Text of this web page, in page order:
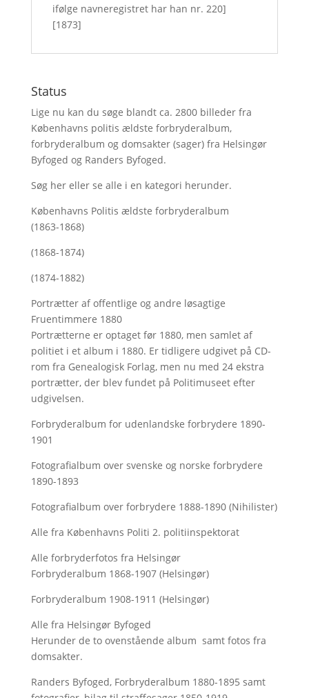
ifølge navneregistret har han nr. 220]
[1873]
Status
Lige nu kan du søge blandt ca. 2800 billeder fra
Københavns politis ældste forbryderalbum,
forbryderalbum og domsakter (sager) fra Helsingør
Byfoged og Randers Byfoged.
Søg hereller se alle i en kategori herunder.
Københavns Politis ældste forbryderalbum
(1863-1868)
(1868-1874)
(1874-1882)
Portrætter af offentlige og andre løsagtige
Fruentimmere 1880
Portrætterne er optaget før 1880, men samlet af
politiet i et album i 1880. Er tidligere udgivet på CD-
rom fra Genealogisk Forlag, men nu med 24 ekstra
portrætter, der blev fundet på Politimuseet efter
udgivelsen.
Forbryderalbum for udenlandske forbrydere 1890-
1901
Fotografialbum over svenske og norske forbrydere
1890-1893
Fotografialbum over forbrydere 1888-1890 (Nihilister)
Alle fra Københavns Politi 2. politiinspektorat
Alle forbryderfotos fra Helsingør
Forbryderalbum 1868-1907 (Helsingør)
Forbryderalbum 1908-1911 (Helsingør)
Alle fra Helsingør Byfoged
Herunder de to ovenstående album samt fotos fra
domsakter.
Randers Byfoged, Forbryderalbum 1880-1895 samt